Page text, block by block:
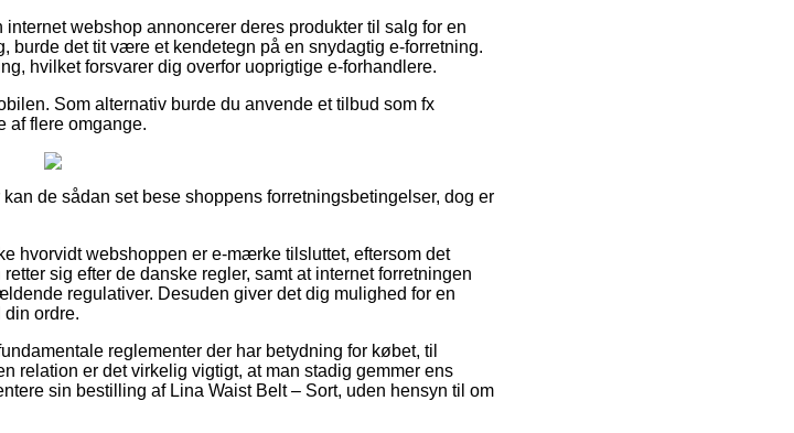
webshop annoncerer deres produkter til salg for en
burde det tit være et kendetegn på en snydagtig e-forretning.
hvilket forsvarer dig overfor uoprigtige e-forhandlere.
Som alternativ burde du anvende et tilbud som fx
af flere omgange.
de sådan set bese shoppens forretningsbetingelser, dog er
hvorvidt webshoppen er e-mærke tilsluttet, eftersom det
sig efter de danske regler, samt at internet forretningen
regulativer. Desuden giver det dig mulighed for en
ordre.
reglementer der har betydning for købet, til
relation er det virkelig vigtigt, at man stadig gemmer ens
sin bestilling af Lina Waist Belt – Sort, uden hensyn til om